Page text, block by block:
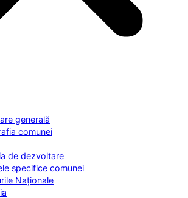
generală
comunei
de dezvoltare
specifice comunei
Naționale